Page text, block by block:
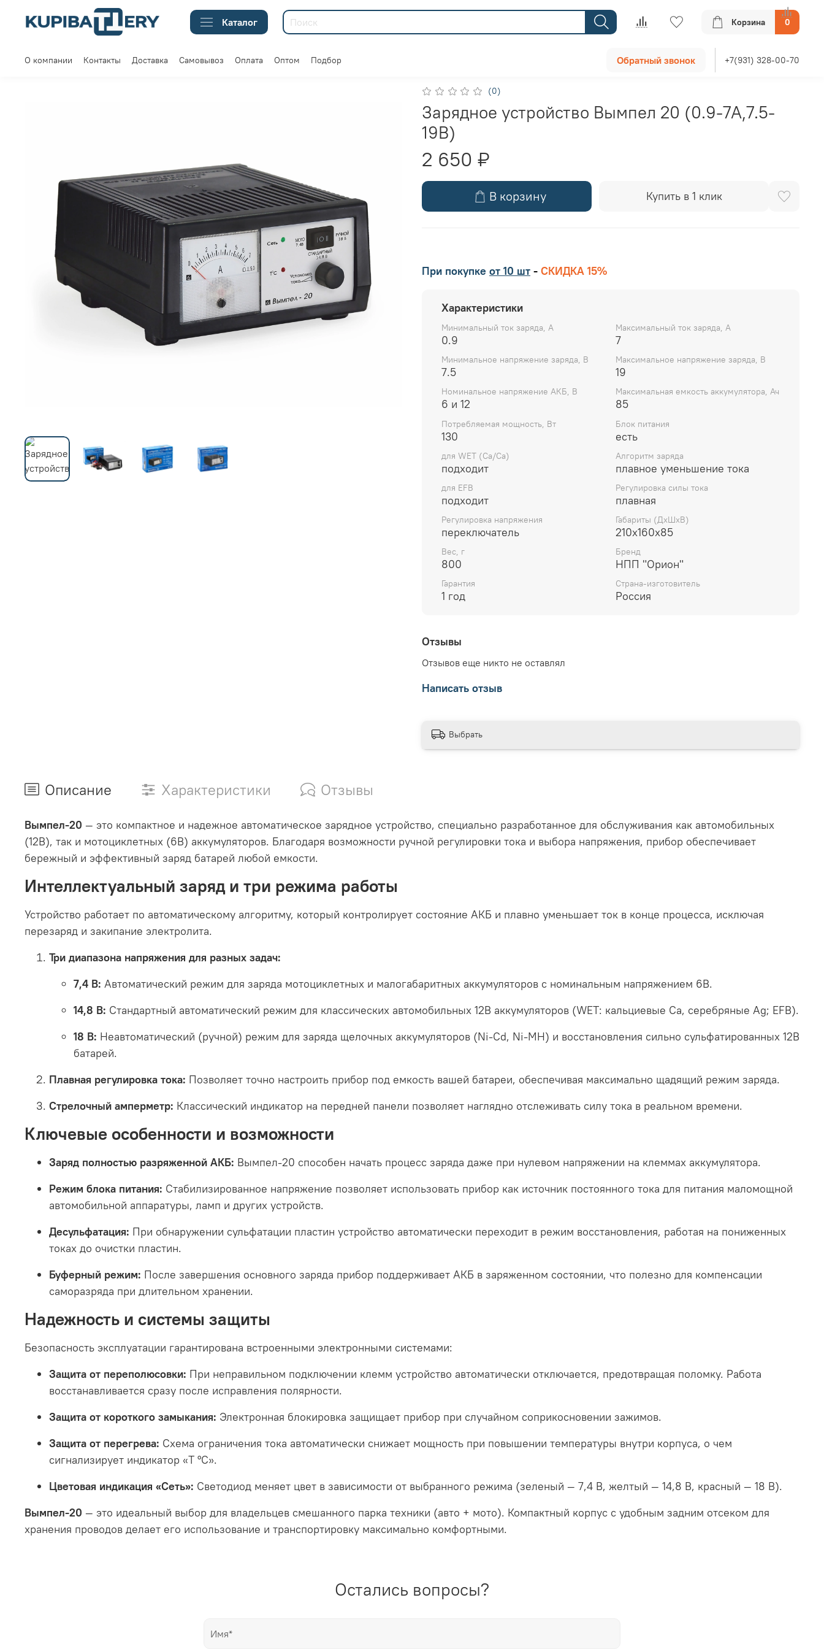
Каталог Корзина 0
О компании Контакты Доставка Самовывоз Оплата Оптом Подбор Обратный звонок +7(931) 328-00-70
(0)
Зарядное устройство Вымпел 20 (0.9-7А,7.5-
19В)
2 650 ₽
В корзину Купить в 1 клик
При покупке от 10 шт - СКИДКА 15%
Характеристики
Минимальный ток заряда, А
0.9
Максимальный ток заряда, А
7
Минимальное напряжение заряда, В
7.5
Максимальное напряжение заряда, В
19
Номинальное напряжение АКБ, В
6 и 12
Максимальная емкость аккумулятора, Ач
85
Потребляемая мощность, Вт
130
Блок питания
есть
для WET (Ca/Ca)
подходит
Алгоритм заряда
плавное уменьшение тока
для EFB
подходит
Регулировка силы тока
плавная
Регулировка напряжения
переключатель
Габариты (ДхШхВ)
210х160х85
Вес, г
800
Бренд
НПП "Орион"
Гарантия
1 год
Страна-изготовитель
Россия
Отзывы
Отзывов еще никто не оставлял
Написать отзыв
Выбрать
Описание Характеристики Отзывы
Вымпел-20 — это компактное и надежное автоматическое зарядное устройство, специально разработанное для обслуживания как автомобильных
(12В), так и мотоциклетных (6В) аккумуляторов. Благодаря возможности ручной регулировки тока и выбора напряжения, прибор обеспечивает
бережный и эффективный заряд батарей любой емкости.
Интеллектуальный заряд и три режима работы
Устройство работает по автоматическому алгоритму, который контролирует состояние АКБ и плавно уменьшает ток в конце процесса, исключая
перезаряд и закипание электролита.
Три диапазона напряжения для разных задач:
7,4 В: Автоматический режим для заряда мотоциклетных и малогабаритных аккумуляторов с номинальным напряжением 6В.
14,8 В: Стандартный автоматический режим для классических автомобильных 12В аккумуляторов (WET: кальциевые Ca, серебряные Ag; EFB).
18 В: Неавтоматический (ручной) режим для заряда щелочных аккумуляторов (Ni-Cd, Ni-MH) и восстановления сильно сульфатированных 12В
батарей.
Плавная регулировка тока: Позволяет точно настроить прибор под емкость вашей батареи, обеспечивая максимально щадящий режим заряда.
Стрелочный амперметр: Классический индикатор на передней панели позволяет наглядно отслеживать силу тока в реальном времени.
Ключевые особенности и возможности
Заряд полностью разряженной АКБ: Вымпел-20 способен начать процесс заряда даже при нулевом напряжении на клеммах аккумулятора.
Режим блока питания: Стабилизированное напряжение позволяет использовать прибор как источник постоянного тока для питания маломощной
автомобильной аппаратуры, ламп и других устройств.
Десульфатация: При обнаружении сульфатации пластин устройство автоматически переходит в режим восстановления, работая на пониженных
токах до очистки пластин.
Буферный режим: После завершения основного заряда прибор поддерживает АКБ в заряженном состоянии, что полезно для компенсации
саморазряда при длительном хранении.
Надежность и системы защиты
Безопасность эксплуатации гарантирована встроенными электронными системами:
Защита от переполюсовки: При неправильном подключении клемм устройство автоматически отключается, предотвращая поломку. Работа
восстанавливается сразу после исправления полярности.
Защита от короткого замыкания: Электронная блокировка защищает прибор при случайном соприкосновении зажимов.
Защита от перегрева: Схема ограничения тока автоматически снижает мощность при повышении температуры внутри корпуса, о чем
сигнализирует индикатор «T °C».
Цветовая индикация «Сеть»: Светодиод меняет цвет в зависимости от выбранного режима (зеленый — 7,4 В, желтый — 14,8 В, красный — 18 В).
Вымпел-20 — это идеальный выбор для владельцев смешанного парка техники (авто + мото). Компактный корпус с удобным задним отсеком для
хранения проводов делает его использование и транспортировку максимально комфортными.
Остались вопросы?